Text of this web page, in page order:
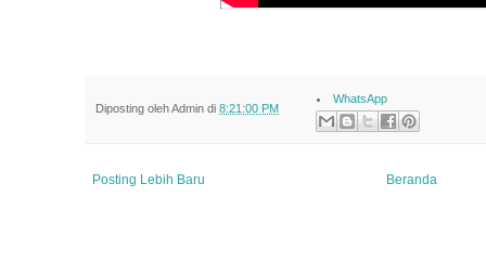
Diposting olehAdmin di 8:21:00 PM
WhatsApp
Posting Lebih Baru Beranda